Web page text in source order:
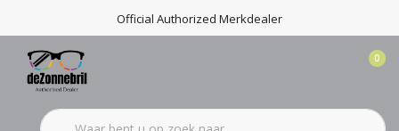
Official Authorized Merkdealer
0